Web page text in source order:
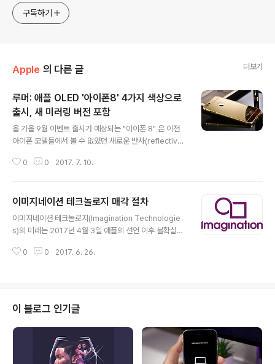
구독하기
Apple 의 다른 글 더보기
루머: 애플 OLED '아이폰8' 4가지 색상으로
출시, 새 미러링 버전 포함
올 가을 9월 이벤트 출시가 예상되는 "아이폰 8" 은 이전
아이폰 모델들에서 볼 수 없었던 새로운 반사(reflective)
루머다. 소위 "아이폰8" 또는 "아이폰 프로" 라 불리는 것
미지를 포함시켜 어떤 모습일지에 관한 아이디어를 제공했
지만, 그것이 반사 외형이 출시될 것이라고 단정 지을 만한
근거가 될 수는 없다. 게스킨이 '새로운 색' 이라고 밝힌 것
할 것이다. 아이폰7은 6가지의 다른 색상으로 제공되고 있
0 0 2017. 7. 10.
이미지네이션 테크놀로지 매각 절차
이미지네이션 테크놀로지(Imagination Technologie
s)의 미래는 2017년 4월 3일 애플의 선언 이후 불확실해
였으나 애플은 이미지네이션 테크놀로지의 지적재산권 및
요 고객이 애플이었던 것을 감안 할 때 자발적 매각 결정은
누구에게도 놀라운 일이 아니다. 애플의 발표가 있은 직후
회사의 주가는 거의 70%가 하락했다. 이후 주가 회복을
위해 노력했으나 난관으로 인해 칩 메이커는 어떠한 선택
의 여지 없이 잡라적으로 매각하기로 결정했으며 곧 구매
0 0 2017. 6. 26.
이 블로그 인기글